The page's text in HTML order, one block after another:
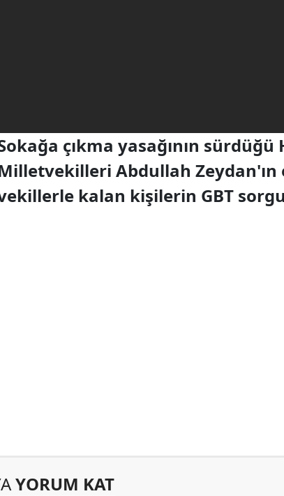
çıkma yasağının
Abdullah
kalan kişilerin GBT
YORUM KAT